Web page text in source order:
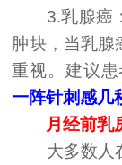
3.乳腺癌：
肿块，当乳腺
重视。建议患
一阵针刺感几
月经前乳
大多数人在